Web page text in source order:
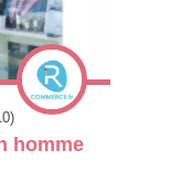
homme